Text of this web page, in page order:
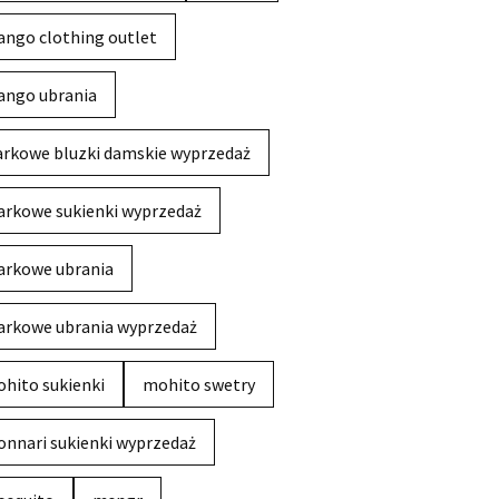
clothing outlet
ubrania
bluzki damskie wyprzedaż
sukienki wyprzedaż
ubrania
ubrania wyprzedaż
sukienki mohito swetry
sukienki wyprzedaż